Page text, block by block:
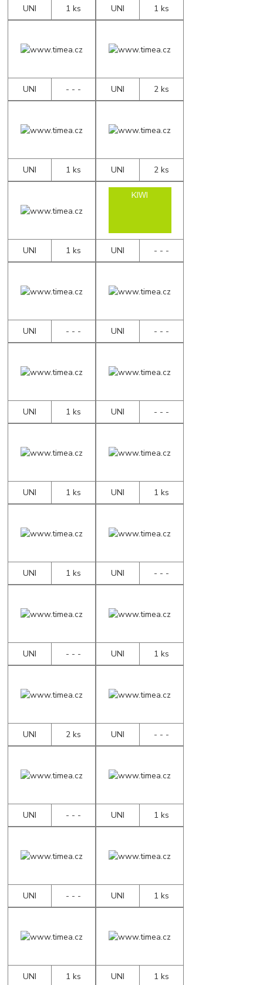
UNI 1 ks UNI 1 ks
UNI - - - UNI 2 ks
UNI 1 ks UNI 2 ks
UNI 1 ks UNI - - -
UNI - - - UNI - - -
UNI 1 ks UNI - - -
UNI 1 ks UNI 1 ks
UNI 1 ks UNI - - -
UNI - - - UNI 1 ks
UNI 2 ks UNI - - -
UNI - - - UNI 1 ks
UNI - - - UNI 1 ks
UNI 1 ks UNI 1 ks